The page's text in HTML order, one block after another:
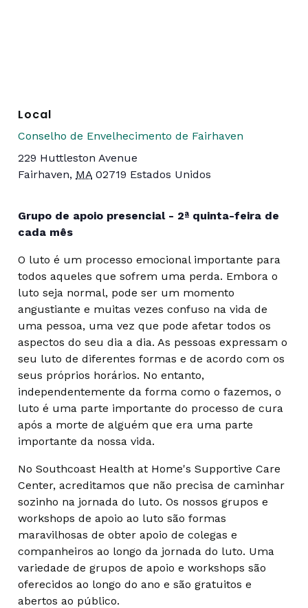
Local
Conselho de Envelhecimento de Fairhaven
229 Huttleston Avenue
Fairhaven, MA 02719 Estados Unidos
Grupo de apoio presencial - 2ª quinta-feira de
cada mês
O luto é um processo emocional importante para
todos aqueles que sofrem uma perda. Embora o
luto seja normal, pode ser um momento
angustiante e muitas vezes confuso na vida de
uma pessoa, uma vez que pode afetar todos os
aspectos do seu dia a dia. As pessoas expressam o
seu luto de diferentes formas e de acordo com os
seus próprios horários. No entanto,
independentemente da forma como o fazemos, o
luto é uma parte importante do processo de cura
após a morte de alguém que era uma parte
importante da nossa vida.
No Southcoast Health at Home's Supportive Care
Center, acreditamos que não precisa de caminhar
sozinho na jornada do luto. Os nossos grupos e
workshops de apoio ao luto são formas
maravilhosas de obter apoio de colegas e
companheiros ao longo da jornada do luto. Uma
variedade de grupos de apoio e workshops são
oferecidos ao longo do ano e são gratuitos e
abertos ao público.